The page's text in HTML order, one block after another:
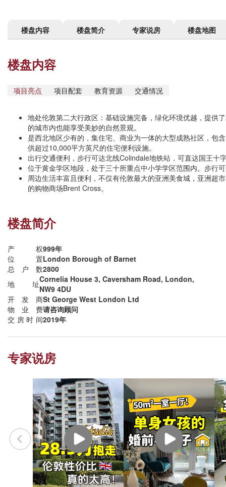
楼盘内容 楼盘简介 专家说房 楼盘地图
楼盘内容
项目亮点 项目配套 教育资源 交通情况
地处伦敦第二大行政区：基础设施完备，绿化环境优越，提供
的城市内也能享受美妙的自然景观。
是西北地区少有的，集住宅、商业为一体的大型成熟社区，包
供超过10,000平方英尺的住宅便利设施。
出行交通便利，步行可达北线Colindale地铁站，可直达国王十
位于黄金学区地段，处于三十所重点中小学学区范围内。步行
周边生活丰富且便利，不仅有伦敦最大的亚洲美食城，亚洲超
的购物商场Brent Cross。
楼盘简介
产权999年
位置London Borough of Barnet
总户数2800
地址Cornelia House 3, Caversham Road, London,
NW9 4DU
开发商St George West London Ltd
物业费请咨询顾问
交房时间2019年
专家说房